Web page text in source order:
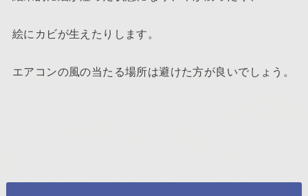
絵にカビが生えたりします。
エアコンの風の当たる場所は避けた方が良いでしょう。